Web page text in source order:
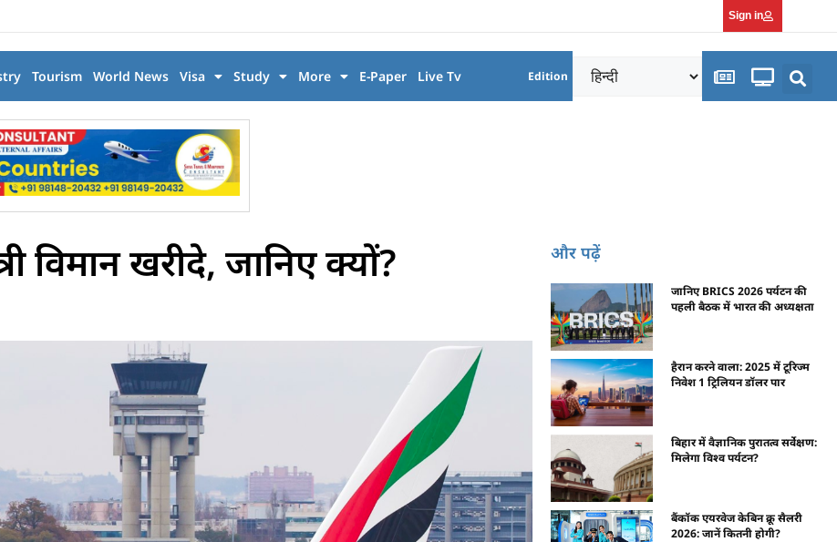
Sign in
Tourism World News Visa Study More E-Paper Live Tv Edition
विमान खरीदे, जानिए क्यों? और पढ़ें
जानिए BRICS 2026 पर्यटन की
पहली बैठक में भारत की अध्यक्षता
हैरान करने वाला: 2025 में टूरिज्म
निवेश 1 ट्रिलियन डॉलर पार
बिहार में वैज्ञानिक पुरातत्व सर्वेक्षण:
मिलेगा विश्व पर्यटन?
बैंकॉक एयरवेज केबिन क्रू सैलरी
2026: जानें कितनी होगी?